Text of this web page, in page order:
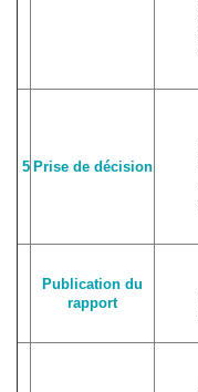
5 Prise de décision
Publication du
rapport